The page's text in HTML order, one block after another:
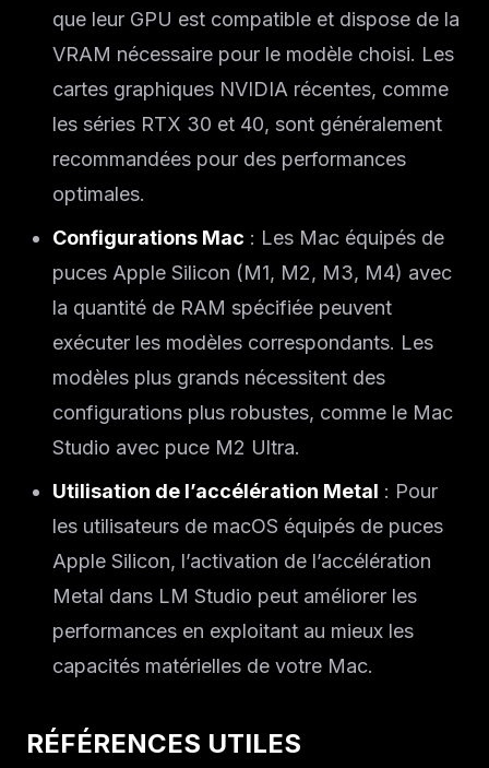
que leur GPU est compatible et dispose de la
VRAM nécessaire pour le modèle choisi. Les
cartes graphiques NVIDIA récentes, comme
les séries RTX 30 et 40, sont généralement
recommandées pour des performances
optimales.
Configurations Mac : Les Mac équipés de
puces Apple Silicon (M1, M2, M3, M4) avec
la quantité de RAM spécifiée peuvent
exécuter les modèles correspondants. Les
modèles plus grands nécessitent des
configurations plus robustes, comme le Mac
Studio avec puce M2 Ultra.
Utilisation de l’accélération Metal : Pour
les utilisateurs de macOS équipés de puces
Apple Silicon, l’activation de l’accélération
Metal dans LM Studio peut améliorer les
performances en exploitant au mieux les
capacités matérielles de votre Mac.
RÉFÉRENCES UTILES